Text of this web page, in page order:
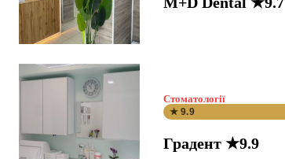
Стоматології
★ 9.9
Градент ★9.9